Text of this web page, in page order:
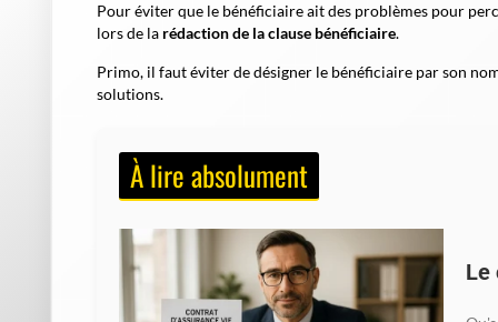
Pour éviter que le bénéficiaire ait des problèmes pour
lors de la rédaction de la clause bénéficiaire.
Primo, il faut éviter de désigner le bénéficiaire par son
solutions.
À lire absolument
Le